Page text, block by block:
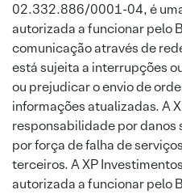
02.332.886/0001-04, é
autorizada a funcionar pelo
comunicação através de
está sujeita a interrupções
ou prejudicar o envio de
informações atualizadas. A
responsabilidade por danos
por força de falha de
terceiros. A XP
autorizada a funcionar pelo